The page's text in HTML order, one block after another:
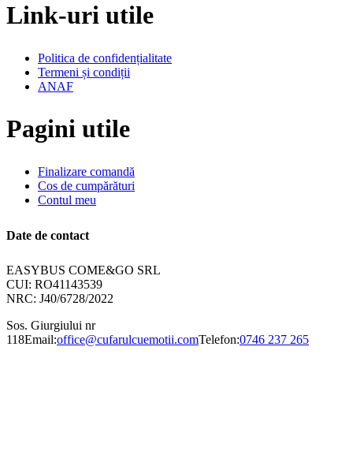
Link-uri utile
Politica de confidențialitate
Termeni și condiții
ANAF
Pagini utile
Finalizare comandă
Cos de cumpărături
Contul meu
Date de contact
EASYBUS COME&GO SRL
CUI: RO41143539
NRC: J40/6728/2022
Sos. Giurgiului nr
118Email:office@cufarulcuemotii.comTelefon:0746 237 265